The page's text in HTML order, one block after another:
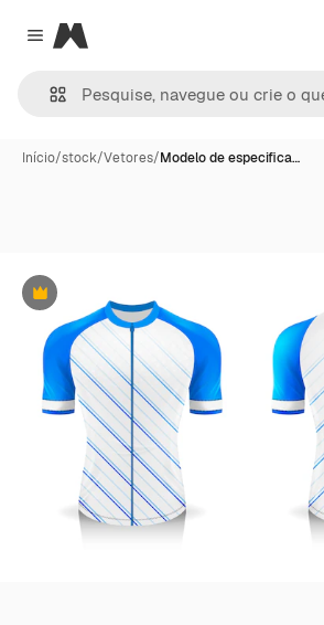
Close menu
Magnific
Início/stock/Vetores/Modelo de especifica…
Premium